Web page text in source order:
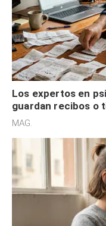
Los expertos en
guardan recibos o
son acumuladores,
MAG.